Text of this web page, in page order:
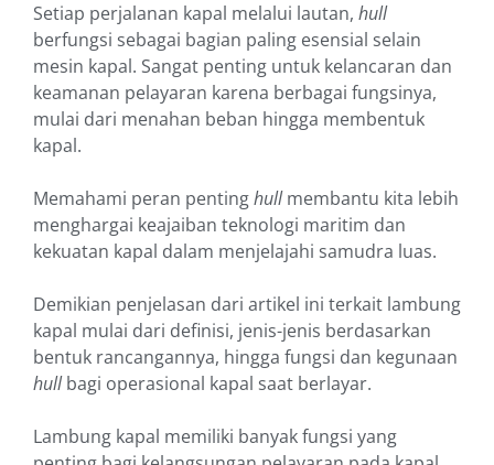
Setiap perjalanan kapal melalui lautan, hull
berfungsi sebagai bagian paling esensial selain
mesin kapal. Sangat penting untuk kelancaran dan
keamanan pelayaran karena berbagai fungsinya,
mulai dari menahan beban hingga membentuk
kapal.
Memahami peran pentinghullmembantu kita lebih
menghargai keajaiban teknologi maritim dan
kekuatan kapal dalam menjelajahi samudra luas.
Demikian penjelasan dari artikel ini terkait lambung
kapal mulai dari definisi, jenis-jenis berdasarkan
bentuk rancangannya, hingga fungsi dan kegunaan
hullbagi operasional kapal saat berlayar.
Lambung kapal memiliki banyak fungsi yang